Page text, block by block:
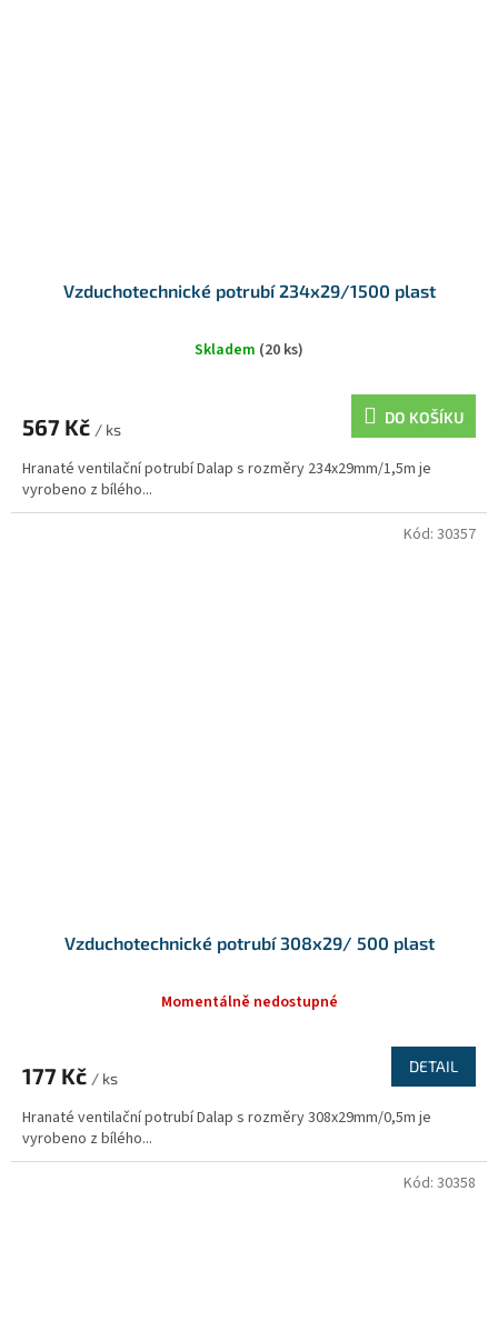
Vzduchotechnické potrubí 234x29/1500 plast
Skladem (20 ks)
567 Kč / ks
DO KOŠÍKU
Hranaté ventilační potrubí Dalap s rozměry 234x29mm/1,5m je
vyrobeno z bílého...
Vzduchotechnické potrubí 308x29/ 500 plast
Momentálně nedostupné
177 Kč / ks
DETAIL
Hranaté ventilační potrubí Dalap s rozměry 308x29mm/0,5m je
vyrobeno z bílého...
Kód: 30357
Kód: 30358